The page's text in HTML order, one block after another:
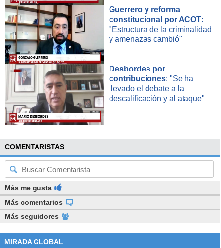
Guerrero y reforma
constitucional por ACOT:
"Estructura de la criminalidad
y amenazas cambió"
Desbordes por
contribuciones: "Se ha
llevado el debate a la
descalificación y al ataque"
COMENTARISTAS
Más me gusta
Más comentarios
Más seguidores
MIRADA GLOBAL